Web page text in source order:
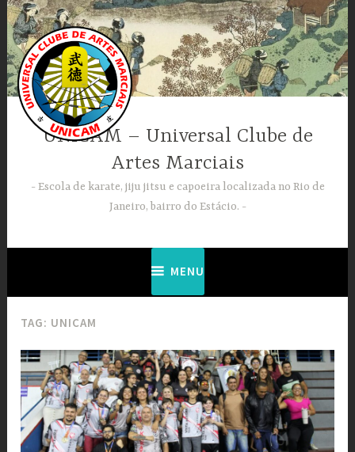
Ir
para
conteúdo
UNICAM – Universal Clube de
Artes Marciais
Escola de karate, jiju jitsu e capoeira localizada no Rio de
Janeiro, bairro do Estácio.
MENU
TAG: UNICAM